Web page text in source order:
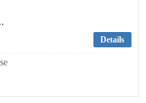
Details